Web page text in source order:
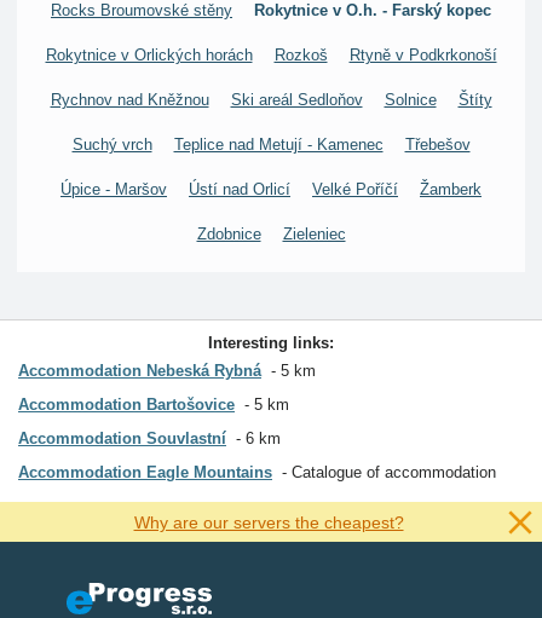
Rocks Broumovské stěny Rokytnice v O.h. - Farský kopec
Rokytnice v Orlických horách Rozkoš Rtyně v Podkrkonoší
Rychnov nad Kněžnou Ski areál Sedloňov Solnice Štíty
Suchý vrch Teplice nad Metují - Kamenec Třebešov
Úpice - Maršov Ústí nad Orlicí Velké Poříčí Žamberk
Zdobnice Zieleniec
Interesting links:
Accommodation Nebeská Rybná
5 km
Accommodation Bartošovice
5 km
Accommodation Souvlastní
6 km
Accommodation Eagle Mountains
Catalogue of accommodation
Why are our servers the cheapest?